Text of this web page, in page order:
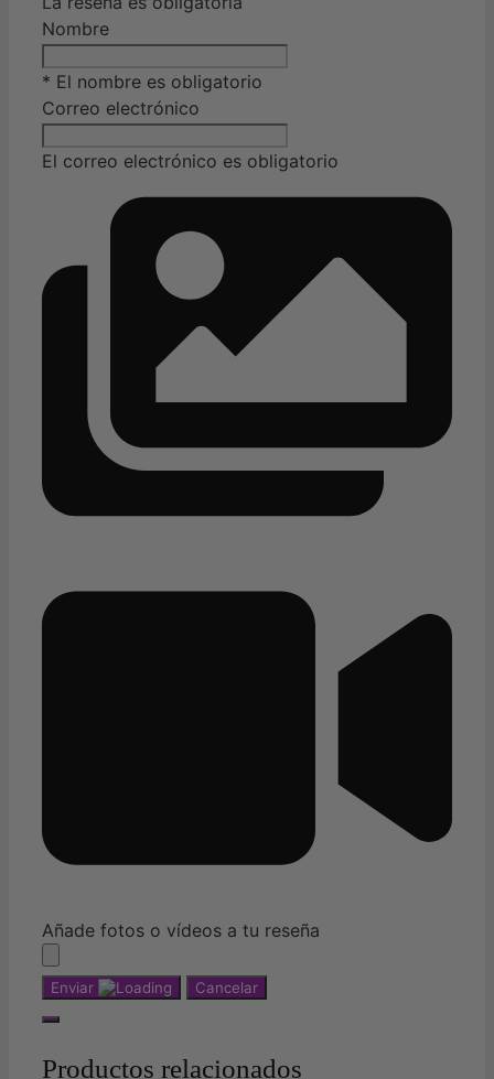
Nombre
* El nombre es obligatorio
Correo electrónico
El correo electrónico es obligatorio
Añade fotos o vídeos a tu reseña
Enviar Cancelar
Productos relacionados